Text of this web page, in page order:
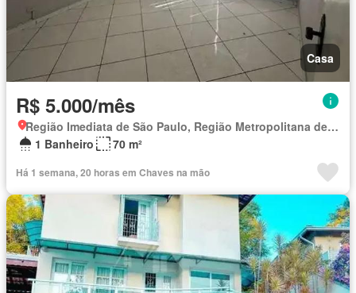
Casa
R$ 5.000/mês
Região Imediata de São Paulo, Região Metropolitana de São Paulo
1 Banheiro
70 m²
Há 1 semana, 20 horas em Chaves na mão